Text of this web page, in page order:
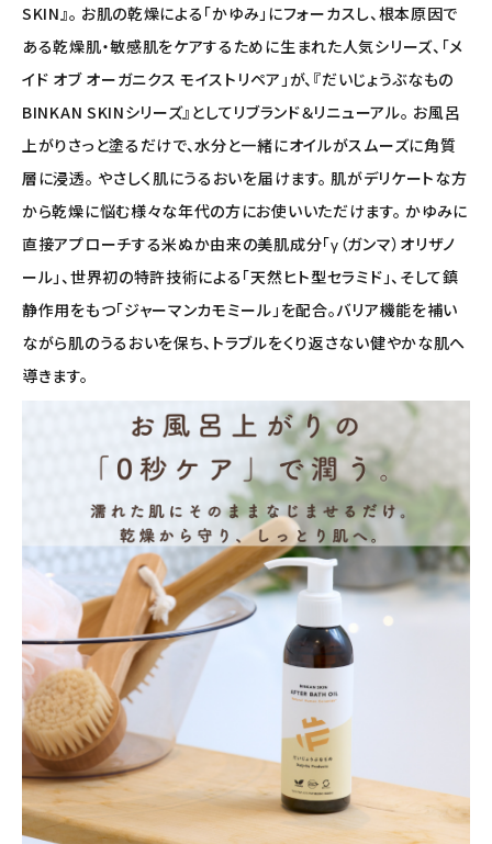
コラム・スタッフのおすすめ
ご利用ガイド等
アカウント情報
meeting_room ログイン person 会員登録
SKIN』。 お肌の乾燥による「かゆみ」にフォーカスし、根本原因で
ある乾燥肌・敏感肌をケアするために生まれた人気シリーズ、「メ
イド オブ オーガニクス モイストリペア」が、『だいじょうぶなもの
BINKAN SKINシリーズ』としてリブランド＆リニューアル。 お風呂
上がりさっと塗るだけで、水分と一緒にオイルがスムーズに角質
層に浸透。 やさしく肌にうるおいを届けます。 肌がデリケートな方
から乾燥に悩む様々な年代の方にお使いいただけます。 かゆみに
直接アプローチする米ぬか由来の美肌成分「γ（ガンマ）オリザノ
ール」、世界初の特許技術による「天然ヒト型セラミド」、そして鎮
静作用をもつ「ジャーマンカモミール」を配合。バリア機能を補い
ながら肌のうるおいを保ち、トラブルをくり返さない健やかな肌へ
導きます。